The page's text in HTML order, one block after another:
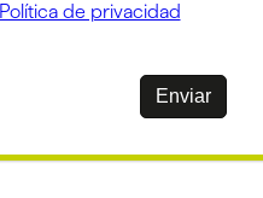
Política de privacidad
Enviar